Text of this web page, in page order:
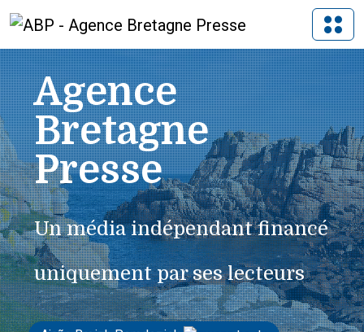
Agence
Bretagne
Presse
Un média indépendant financé
uniquement par ses lecteurs